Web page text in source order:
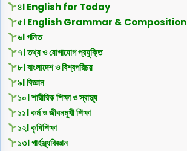
৪। English for Today
৫। English Grammar & Composition
৬। গনিত
৭। তথ্য ও যোগাযোগ প্রযুক্তি
৮। বাংলাদেশ ও বিশ্বপরিচয়
৯। বিজ্ঞান
১০। শারীরিক শিক্ষা ও স্বাস্থ্য
১১। কর্ম ও জীবনমুখী শিক্ষা
১২। কৃষিশিক্ষা
১৩। গার্হস্থ্যবিজ্ঞান